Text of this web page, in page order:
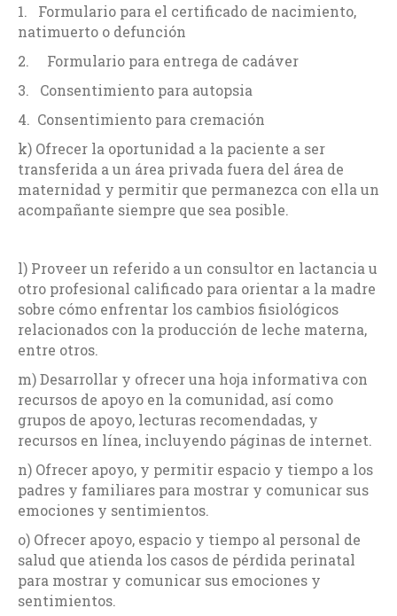
1. Formulario para el certificado de nacimiento,
natimuerto o defunción
2. Formulario para entrega de cadáver
3. Consentimiento para autopsia
4. Consentimiento para cremación
k) Ofrecer la oportunidad a la paciente a ser
transferida a un área privada fuera del área de
maternidad y permitir que permanezca con ella un
acompañante siempre que sea posible.
l) Proveer un referido a un consultor en lactancia u
otro profesional calificado para orientar a la madre
sobre cómo enfrentar los cambios fisiológicos
relacionados con la producción de leche materna,
entre otros.
m) Desarrollar y ofrecer una hoja informativa con
recursos de apoyo en la comunidad, así como
grupos de apoyo, lecturas recomendadas, y
recursos en línea, incluyendo páginas de internet.
n) Ofrecer apoyo, y permitir espacio y tiempo a los
padres y familiares para mostrar y comunicar sus
emociones y sentimientos.
o) Ofrecer apoyo, espacio y tiempo al personal de
salud que atienda los casos de pérdida perinatal
para mostrar y comunicar sus emociones y
sentimientos.